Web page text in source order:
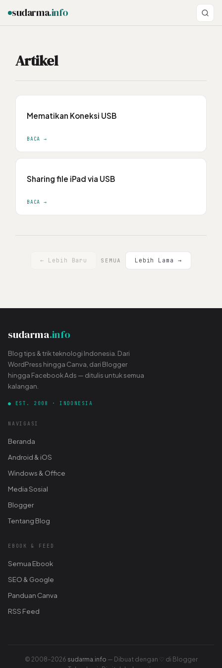
sudarma.info
Artikel
Mematikan Koneksi USB
BACA →
Sharing file iPad via USB
BACA →
← Lebih Baru SEMUA Lebih Lama →
sudarma.info
Blog tips & trik teknologi Indonesia. Dari
WordPress hingga Canva, dari Blogger
hingga Facebook Ads — ditulis untuk semua
kalangan.
● EST. 2008 · INDONESIA
NAVIGASI
Beranda
Android & iOS
Windows & Office
Media Sosial
Blogger
Tentang Blog
EBOOK & FEED
Semua Ebook
SEO & Google
Panduan Canva
RSS Feed
© 2008–2026 sudarma.info — Dibuat dengan ♡ di Blogger